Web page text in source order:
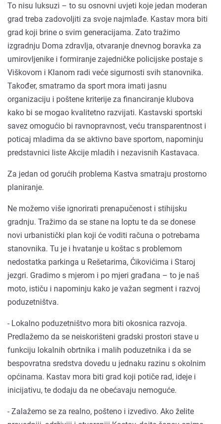
To nisu luksuzi – to su osnovni uvjeti koje jedan moderan
grad treba zadovoljiti za svoje najmlađe. Kastav mora biti
grad koji brine o svim generacijama. Zato tražimo
izgradnju Doma zdravlja, otvaranje dnevnog boravka za
umirovljenike i formiranje zajedničke policijske postaje s
Viškovom i Klanom radi veće sigurnosti svih stanovnika.
Također, smatramo da sport mora imati jasnu
organizaciju i poštene kriterije za financiranje klubova
kako bi se mogao kvalitetno razvijati. Kastavski sportski
savez omogućio bi ravnopravnost, veću transparentnost i
poticaj mladima da se aktivno bave sportom, napominju
predstavnici liste Akcije mladih i nezavisnih Kastavaca.
Za jedan od gorućih problema Kastva smatraju prostorno
planiranje.
Ne možemo više ignorirati prenapučenost i stihijsku
gradnju. Tražimo da se stane na loptu te da se donese
novi urbanistički plan koji će voditi računa o potrebama
stanovnika. Tu je i hvatanje u koštac s problemom
nedostatka parkinga u Rešetarima, Ćikovićima i Staroj
jezgri. Gradimo s mjerom i po mjeri građana – to je naš
moto, ističu i napominju kako je važan segment i razvoj
poduzetništva.
- Lokalno poduzetništvo mora biti okosnica razvoja.
Predlažemo da se neiskorišteni gradski prostori stave u
funkciju lokalnih obrtnika i malih poduzetnika i da se
bespovratna sredstva dovedu u jednaku razinu s okolnim
općinama. Kastav mora biti grad koji potiče rad, ideje i
inicijativu, te dodaju da ne obećavaju nemoguće.
- Zalažemo se za realno, pošteno i izvedivo. Ako želite